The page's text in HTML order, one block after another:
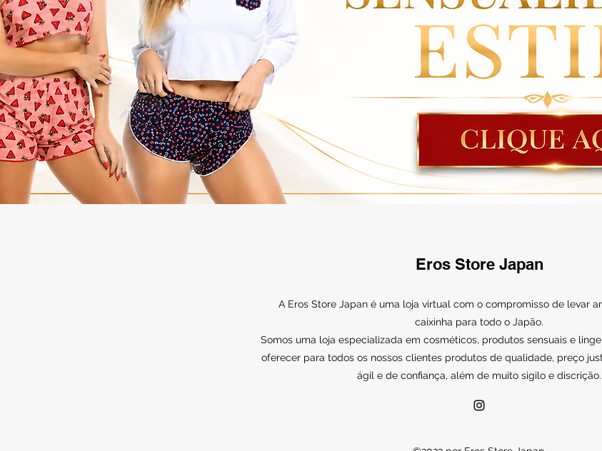
Eros Store Japan
A Eros Store Japan é uma loja virtual com o compromisso de levar
caixinha para todo o Japão.
Somos uma loja especializada em cosméticos, produtos sensuais e
oferecer para todos os nossos clientes produtos de qualidade, preço
ágil e de confiança, além de muito sigilo e discrição.